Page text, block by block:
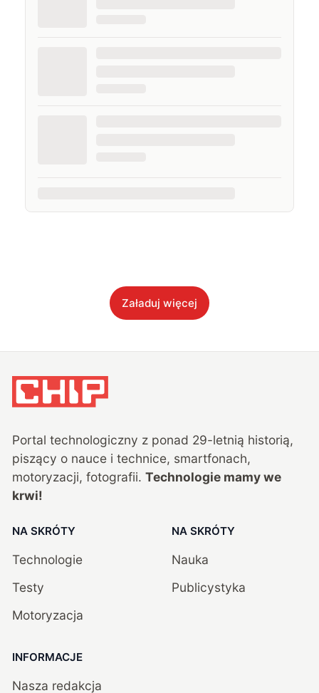
Załaduj więcej
Portal technologiczny z ponad 29-letnią historią,
piszący o nauce i technice, smartfonach,
motoryzacji, fotografii. Technologie mamy we
krwi!
NA SKRÓTY
Technologie
Testy
Motoryzacja
NA SKRÓTY
Nauka
Publicystyka
INFORMACJE
Nasza redakcja